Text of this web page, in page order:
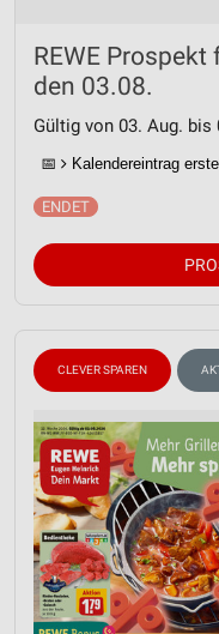
REWE
den 03.08.
Gültig von 03. Aug. bis
📅 Kalendereintrag
CLEVER SPAREN